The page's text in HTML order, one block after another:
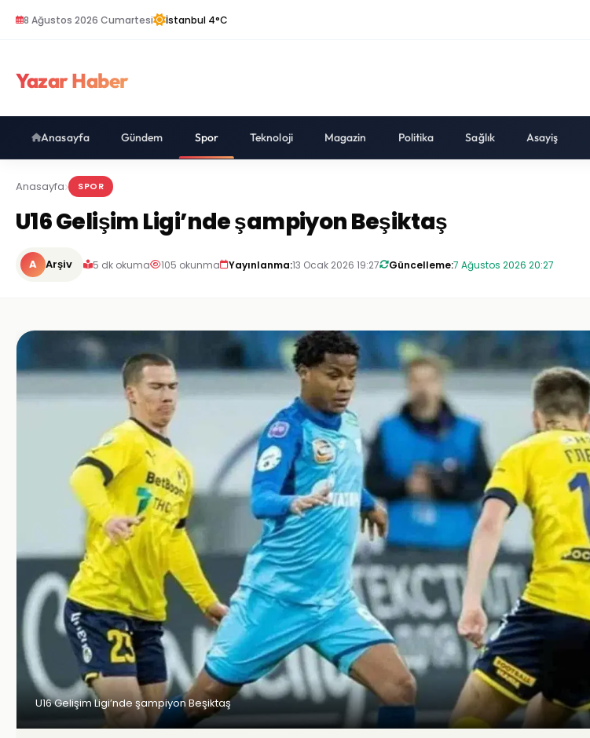
8 Ağustos 2026 Cumartesi İstanbul 4°C
Yazar Haber
Anasayfa Gündem Spor Teknoloji Magazin Politika Sağlık Asayiş
Anasayfa SPOR
U16 Gelişim Ligi’nde şampiyon Beşiktaş
A Arşiv 5 dk okuma 105 okunma Yayınlanma:13 Ocak 2026 19:27 Güncelleme:7 Ağustos 2026 20:27
U16 Gelişim Ligi’nde şampiyon Beşiktaş